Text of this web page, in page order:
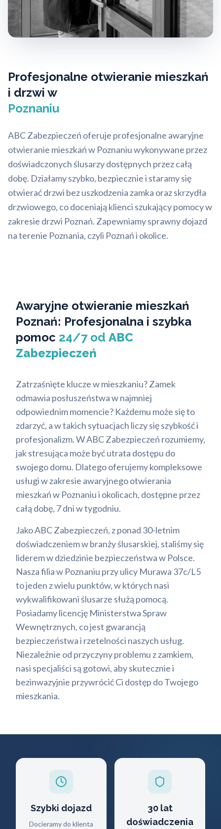
Profesjonalne otwieranie mieszkań
i drzwi w
Poznaniu
ABC Zabezpieczeń oferuje profesjonalne awaryjne
otwieranie mieszkań w Poznaniu wykonywane przez
doświadczonych ślusarzy dostępnych przez całą
dobę. Działamy szybko, bezpiecznie i staramy się
otwierać drzwi bez uszkodzenia zamka oraz skrzydła
drzwiowego, co doceniają klienci szukający pomocy w
zakresie drzwi Poznań. Zapewniamy sprawny dojazd
na terenie Poznania, czyli Poznań i okolice.
Awaryjne otwieranie mieszkań
Poznań: Profesjonalna i szybka
pomoc 24/7 od ABC
Zabezpieczeń
Zatrzaśnięte klucze w mieszkaniu? Zamek
odmawia posłuszeństwa w najmniej
odpowiednim momencie? Każdemu może się to
zdarzyć, a w takich sytuacjach liczy się szybkość i
profesjonalizm. W ABC Zabezpieczeń rozumiemy,
jak stresująca może być utrata dostępu do
swojego domu. Dlatego oferujemy kompleksowe
usługi w zakresie awaryjnego otwierania
mieszkań w Poznaniu i okolicach, dostępne przez
całą dobę, 7 dni w tygodniu.
Jako ABC Zabezpieczeń, z ponad 30-letnim
doświadczeniem w branży ślusarskiej, staliśmy się
liderem w dziedzinie bezpieczeństwa w Polsce.
Nasza filia w Poznaniu przy ulicy Murawa 37c/L5
to jeden z wielu punktów, w których nasi
wykwalifikowani ślusarze służą pomocą.
Posiadamy licencję Ministerstwa Spraw
Wewnętrznych, co jest gwarancją
bezpieczeństwa i rzetelności naszych usług.
Niezależnie od przyczyny problemu z zamkiem,
nasi specjaliści są gotowi, aby skutecznie i
bezinwazyjnie przywrócić Ci dostęp do Twojego
mieszkania.
Szybki dojazd
Docieramy do klienta
30 lat
doświadczenia